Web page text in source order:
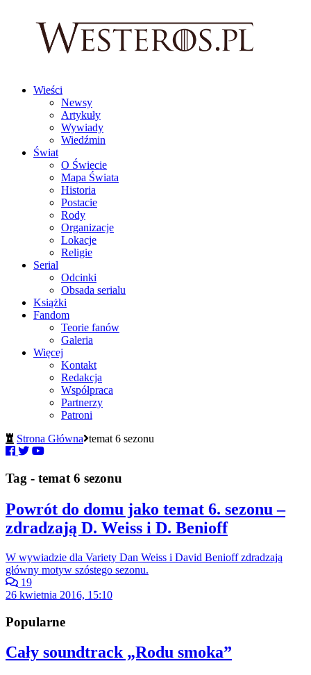
Wieści
Newsy
Artykuły
Wywiady
Wiedźmin
Świat
O Świecie
Mapa Świata
Historia
Postacie
Rody
Organizacje
Lokacje
Religie
Serial
Odcinki
Obsada serialu
Książki
Fandom
Teorie fanów
Galeria
Więcej
Kontakt
Redakcja
Współpraca
Partnerzy
Patroni
Strona Główna temat 6 sezonu
Tag - temat 6 sezonu
Powrót do domu jako temat 6. sezonu –
zdradzają D. Weiss i D. Benioff
W wywiadzie dla Variety Dan Weiss i David Benioff zdradzają
główny motyw szóstego sezonu.
19
26 kwietnia 2016, 15:10
Popularne
Cały soundtrack „Rodu smoka”